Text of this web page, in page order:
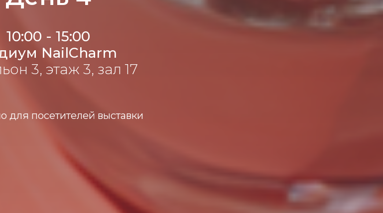
10:00 - 15:00
NailCharm
3, этаж 3, зал 17
для посетителей выставки